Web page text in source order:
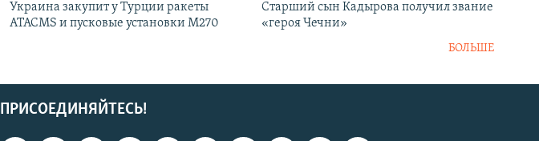
Украина закупит у Турции ракеты
ATACMS и пусковые установки M270
Старший сын Кадырова получил звание
«героя Чечни»
БОЛЬШЕ
ПРИСОЕДИНЯЙТЕСЬ!